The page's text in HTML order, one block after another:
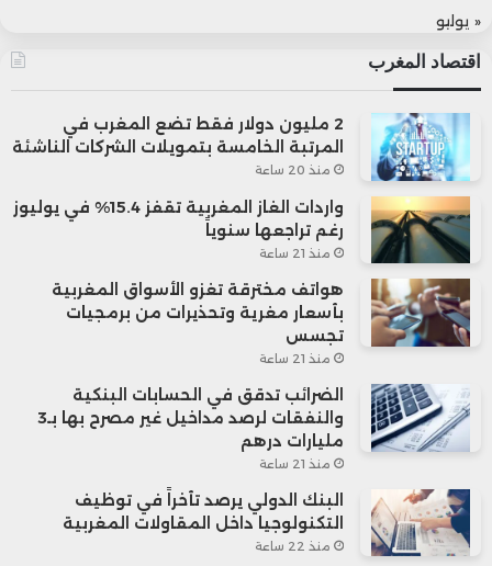
« يوليو
اقتصاد المغرب
2 مليون دولار فقط تضع المغرب في
المرتبة الخامسة بتمويلات الشركات الناشئة
منذ 20 ساعة
واردات الغاز المغربية تقفز 15.4% في يوليوز
رغم تراجعها سنوياً
منذ 21 ساعة
هواتف مخترقة تغزو الأسواق المغربية
بأسعار مغرية وتحذيرات من برمجيات
تجسس
منذ 21 ساعة
الضرائب تدقق في الحسابات البنكية
والنفقات لرصد مداخيل غير مصرح بها بـ3
مليارات درهم
منذ 21 ساعة
البنك الدولي يرصد تأخراً في توظيف
التكنولوجيا داخل المقاولات المغربية
منذ 22 ساعة